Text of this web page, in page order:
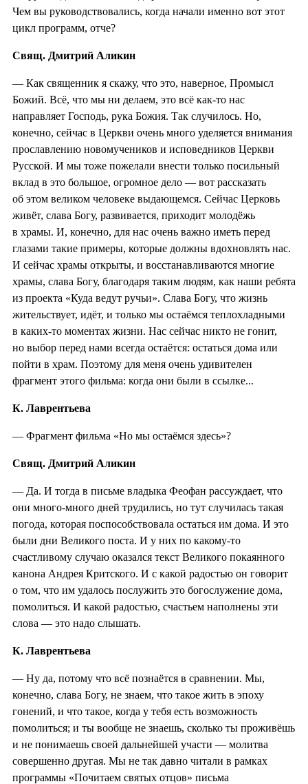
Чем вы руководствовались, когда начали именно вот этот
цикл программ, отче?
Свящ. Дмитрий Аликин
— Как священник я скажу, что это, наверное, Промысл
Божий. Всё, что мы ни делаем, это всё как-то нас
направляет Господь, рука Божия. Так случилось. Но,
конечно, сейчас в Церкви очень много уделяется внимания
прославлению новомучеников и исповедников Церкви
Русской. И мы тоже пожелали внести только посильный
вклад в это большое, огромное дело — вот рассказать
об этом великом человеке выдающемся. Сейчас Церковь
живёт, слава Богу, развивается, приходит молодёжь
в храмы. И, конечно, для нас очень важно иметь перед
глазами такие примеры, которые должны вдохновлять нас.
И сейчас храмы открыты, и восстанавливаются многие
храмы, слава Богу, благодаря таким людям, как наши ребята
из проекта «Куда ведут ручьи». Слава Богу, что жизнь
жительствует, идёт, и только мы остаёмся теплохладными
в каких-то моментах жизни. Нас сейчас никто не гонит,
но выбор перед нами всегда остаётся: остаться дома или
пойти в храм. Поэтому для меня очень удивителен
фрагмент этого фильма: когда они были в ссылке...
К. Лаврентьева
— Фрагмент фильма «Но мы остаёмся здесь»?
Свящ. Дмитрий Аликин
— Да. И тогда в письме владыка Феофан рассуждает, что
они много-много дней трудились, но тут случилась такая
погода, которая поспособствовала остаться им дома. И это
были дни Великого поста. И у них по какому-то
счастливому случаю оказался текст Великого покаянного
канона Андрея Критского. И с какой радостью он говорит
о том, что им удалось послужить это богослужение дома,
помолиться. И какой радостью, счастьем наполнены эти
слова — это надо слышать.
К. Лаврентьева
— Ну да, потому что всё познаётся в сравнении. Мы,
конечно, слава Богу, не знаем, что такое жить в эпоху
гонений, и что такое, когда у тебя есть возможность
помолиться; и ты вообще не знаешь, сколько ты проживёшь
и не понимаешь своей дальнейшей участи — молитва
совершенно другая. Мы не так давно читали в рамках
программы «Почитаем святых отцов» письма